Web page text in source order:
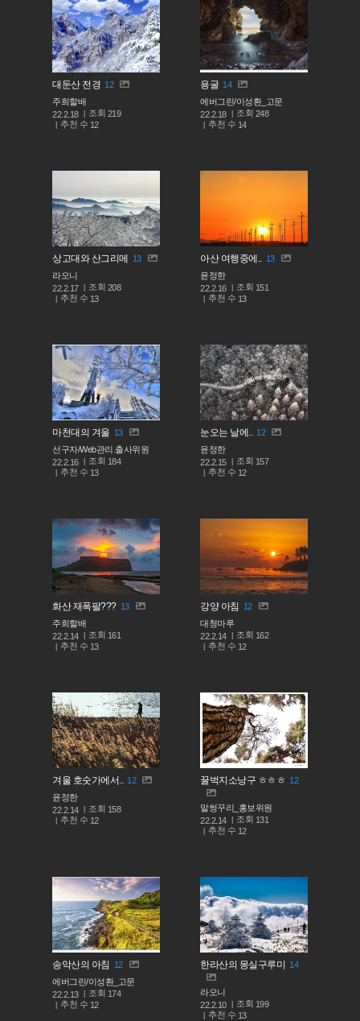
대둔산 전경 12
주희할배
22.2.18
조회 219
추천 수 12
용굴 14
에버그린/이성환_고문
22.2.18
조회 248
추천 수 14
상고대와 산그리메 13
라오니
22.2.17
조회 208
추천 수 13
아산 여행중에..
13
윤정한
22.2.16
조회 151
추천 수 13
마천대의 겨울 13
선구자/Web관리.출사위원
22.2.16
조회 184
추천 수 13
눈오는 날에..
12
윤정한
22.2.15
조회 157
추천 수 12
화산 재폭팔??? 13
주희할배
22.2.14
조회 161
추천 수 13
강양 아침 12
대청마루
22.2.14
조회 162
추천 수 12
겨울 호숫가에서..
12
윤정한
22.2.14
조회 158
추천 수 12
꿀벅지소낭구 ㅎㅎㅎ 12
말썽꾸리_홍보위원
22.2.14
조회 131
추천 수 12
송악산의 아침 12
에버그린/이성환_고문
22.2.13
조회 174
추천 수 12
한라산의 몽실구루미 14
라오니
22.2.10
조회 199
추천 수 13